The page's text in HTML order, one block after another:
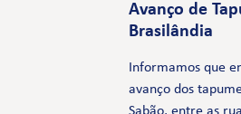
Avanço de
Brasilândia
Informamos que
avanço dos